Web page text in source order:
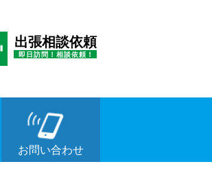
出張相談依頼
即日訪問！相談依頼！
お問い合わせ